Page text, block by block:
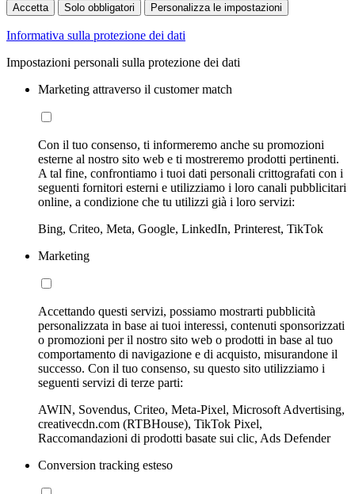
Accetta Solo obbligatori Personalizza le impostazioni
Informativa sulla protezione dei dati
Impostazioni personali sulla protezione dei dati
Marketing attraverso il customer match
Con il tuo consenso, ti informeremo anche su promozioni
esterne al nostro sito web e ti mostreremo prodotti pertinenti.
A tal fine, confrontiamo i tuoi dati personali crittografati con i
seguenti fornitori esterni e utilizziamo i loro canali pubblicitari
online, a condizione che tu utilizzi già i loro servizi:
Bing, Criteo, Meta, Google, LinkedIn, Printerest, TikTok
Marketing
Accettando questi servizi, possiamo mostrarti pubblicità
personalizzata in base ai tuoi interessi, contenuti sponsorizzati
o promozioni per il nostro sito web o prodotti in base al tuo
comportamento di navigazione e di acquisto, misurandone il
successo. Con il tuo consenso, su questo sito utilizziamo i
seguenti servizi di terze parti:
AWIN, Sovendus, Criteo, Meta-Pixel, Microsoft Advertising,
creativecdn.com (RTBHouse), TikTok Pixel,
Raccomandazioni di prodotti basate sui clic, Ads Defender
Conversion tracking esteso